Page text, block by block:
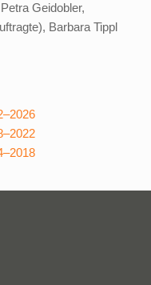
Geidobler,
Barbara Tippl